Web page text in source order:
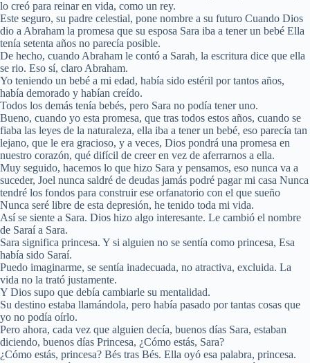
lo creó para reinar en vida, como un rey.
Este seguro, su padre celestial, pone nombre a su futuro Cuando Dios
dio a Abraham la promesa que su esposa Sara iba a tener un bebé Ella
tenía setenta años no parecía posible.
De hecho, cuando Abraham le contó a Sarah, la escritura dice que ella
se rio. Eso sí, claro Abraham.
Yo teniendo un bebé a mi edad, había sido estéril por tantos años,
había demorado y habían creído.
Todos los demás tenía bebés, pero Sara no podía tener uno.
Bueno, cuando yo esta promesa, que tras todos estos años, cuando se
fiaba las leyes de la naturaleza, ella iba a tener un bebé, eso parecía tan
lejano, que le era gracioso, y a veces, Dios pondrá una promesa en
nuestro corazón, qué difícil de creer en vez de aferrarnos a ella.
Muy seguido, hacemos lo que hizo Sara y pensamos, eso nunca va a
suceder, Joel nunca saldré de deudas jamás podré pagar mi casa Nunca
tendré los fondos para construir ese orfanatorio con el que sueño
Nunca seré libre de esta depresión, he tenido toda mi vida.
Así se siente a Sara. Dios hizo algo interesante. Le cambió el nombre
de Saraí a Sara.
Sara significa princesa. Y si alguien no se sentía como princesa, Esa
había sido Saraí.
Puedo imaginarme, se sentía inadecuada, no atractiva, excluida. La
vida no la trató justamente.
Y Dios supo que debía cambiarle su mentalidad.
Su destino estaba llamándola, pero había pasado por tantas cosas que
yo no podía oírlo.
Pero ahora, cada vez que alguien decía, buenos días Sara, estaban
diciendo, buenos días Princesa, ¿Cómo estás, Sara?
¿Cómo estás, princesa? Bés tras Bés. Ella oyó esa palabra, princesa.